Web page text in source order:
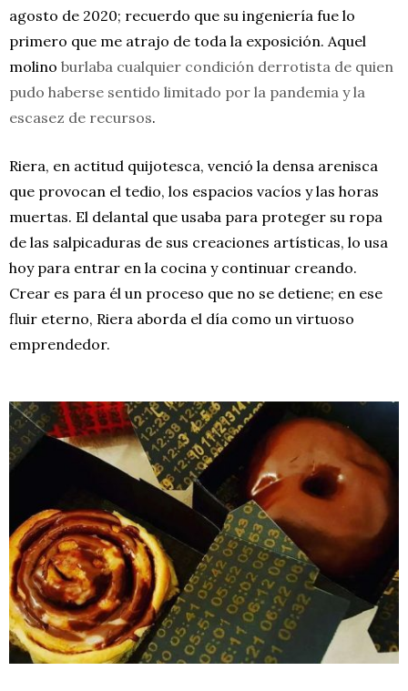
agosto de 2020; recuerdo que su ingeniería fue lo
primero que me atrajo de toda la exposición. Aquel
molino burlaba cualquier condición derrotista de quien
pudo haberse sentido limitado por la pandemia y la
escasez de recursos.
Riera, en actitud quijotesca, venció la densa arenisca
que provocan el tedio, los espacios vacíos y las horas
muertas. El delantal que usaba para proteger su ropa
de las salpicaduras de sus creaciones artísticas, lo usa
hoy para entrar en la cocina y continuar creando.
Crear es para él un proceso que no se detiene; en ese
fluir eterno, Riera aborda el día como un virtuoso
emprendedor.